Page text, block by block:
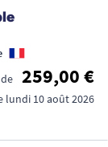
259,00 €
lundi 10 août 2026